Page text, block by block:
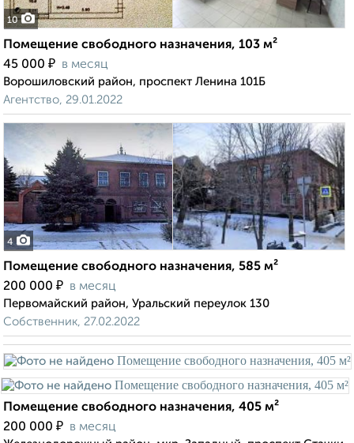
10
Помещение свободного назначения, 103 м²
45 000 ₽ в месяц
Ворошиловский район, проспект Ленина 101Б
Агентство, 29.01.2022
4
Помещение свободного назначения, 585 м²
200 000 ₽ в месяц
Первомайский район, Уральский переулок 130
Собственник, 27.02.2022
Помещение свободного назначения, 405 м²
200 000 ₽ в месяц